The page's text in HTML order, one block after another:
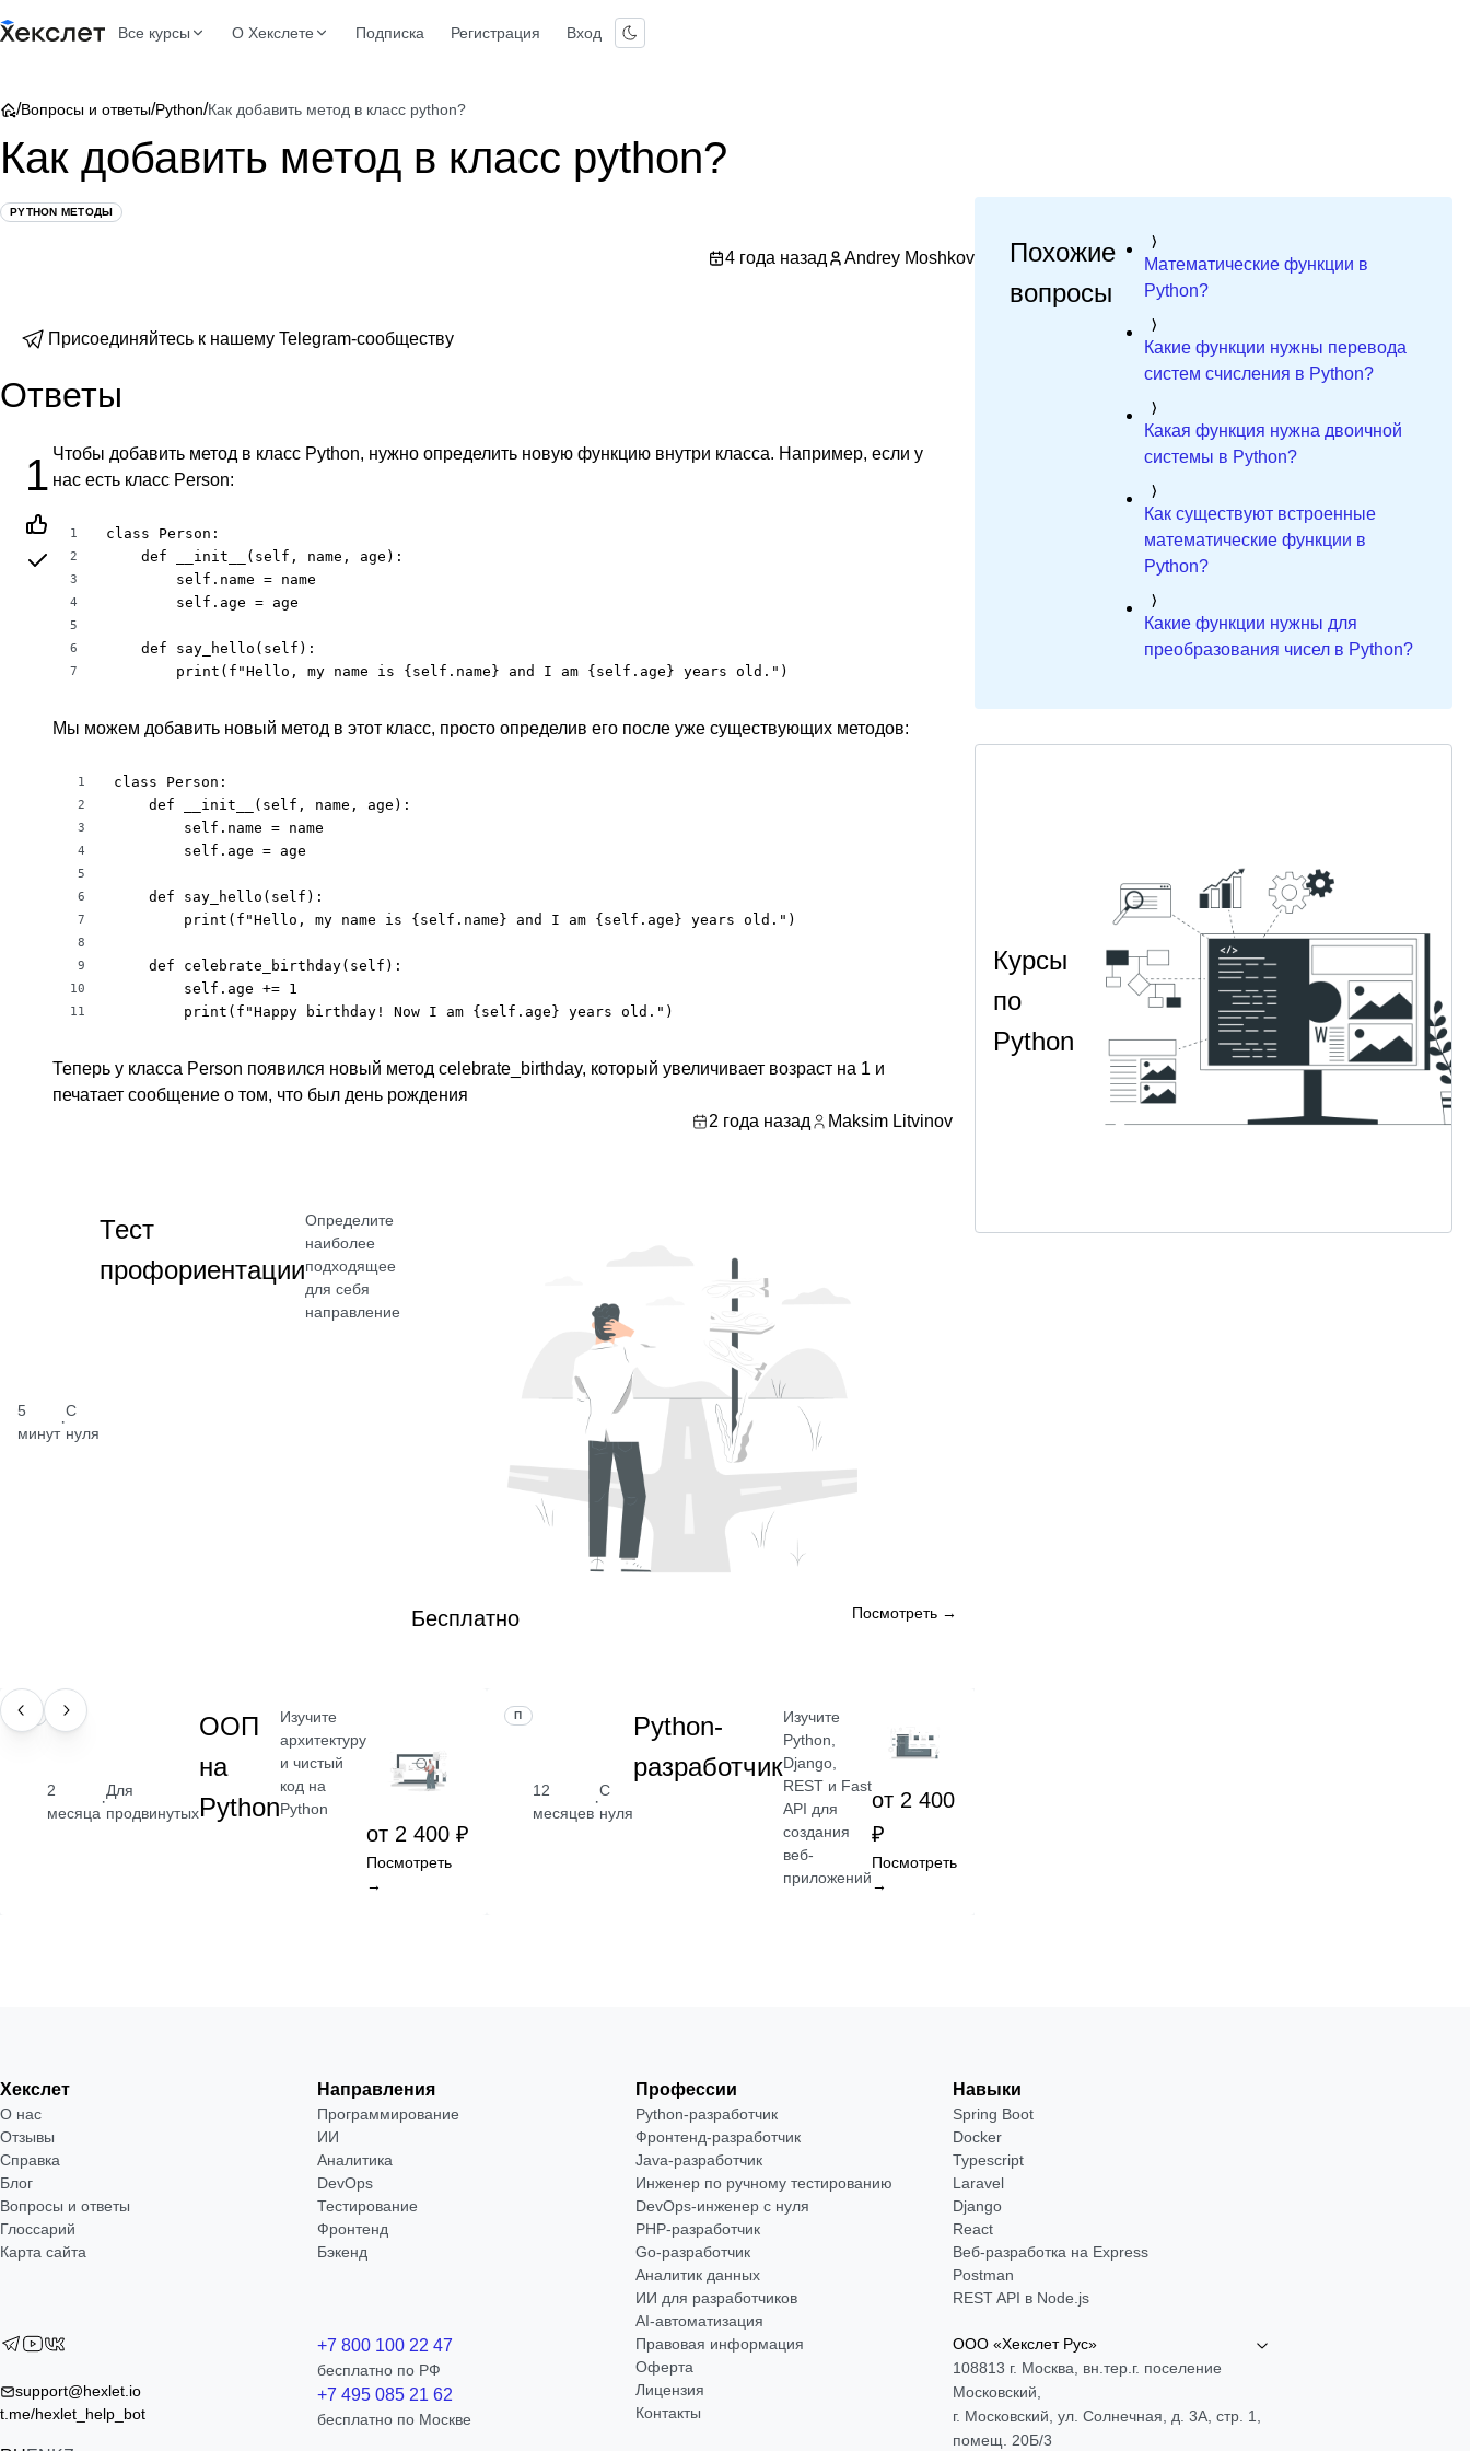
Все курсы О Хекслете Подписка Регистрация Вход
/Вопросы и ответы/Python/Как добавить метод в класс python?
Как добавить метод в класс python?
PYTHON МЕТОДЫ
4 года назад Andrey Moshkov
Присоединяйтесь к нашему Telegram-сообществу
Ответы
1 Чтобы добавить метод в класс Python, нужно определить новую функцию внутри класса. Например, если у
нас есть класс Person:
1
2
3
4
5
6
7
class Person:
    def __init__(self, name, age):
        self.name = name
        self.age = age
    def say_hello(self):
        print(f"Hello, my name is {self.name} and I am {self.age} years old.")
Мы можем добавить новый метод в этот класс, просто определив его после уже существующих методов:
1
2
3
4
5
6
7
8
9
10
11
class Person:
    def __init__(self, name, age):
        self.name = name
        self.age = age
    def say_hello(self):
        print(f"Hello, my name is {self.name} and I am {self.age} years old.")
    def celebrate_birthday(self):
        self.age += 1
        print(f"Happy birthday! Now I am {self.age} years old.")
Теперь у класса Person появился новый метод celebrate_birthday, который увеличивает возраст на 1 и
печатает сообщение о том, что был день рождения
2 года назад
Maksim Litvinov
5
минут
·
С
нуля
Тест
профориентации
Определите
наиболее
подходящее
для себя
направление
Бесплатно Посмотреть →
НАВЫК
2
месяца
·
Для
продвинутых
ООП
на
Python
Изучите
архитектуру
и чистый
код на
Python
от 2 400 ₽
Посмотреть
→
ПРОФЕССИЯ
12
месяцев
·
С
нуля
Python-
разработчик
Изучите
Python,
Django,
REST и Fast
API для
создания
веб-
приложений
от 2 400
₽
Посмотреть
→
Похожие
вопросы
Математические функции в
Python?
Какие функции нужны перевода
систем счисления в Python?
Какая функция нужна двоичной
системы в Python?
Как существуют встроенные
математические функции в
Python?
Какие функции нужны для
преобразования чисел в Python?
Курсы
по
Python
Хекслет
О нас
Отзывы
Справка
Блог
Вопросы и ответы
Глоссарий
Карта сайта
Направления
Программирование
ИИ
Аналитика
DevOps
Тестирование
Фронтенд
Бэкенд
Профессии
Python-разработчик
Фронтенд-разработчик
Java-разработчик
Инженер по ручному тестированию
DevOps-инженер с нуля
РНР-разработчик
Go-разработчик
Аналитик данных
ИИ для разработчиков
AI-автоматизация
Навыки
Spring Boot
Docker
Typescript
Laravel
Django
React
Веб-разработка на Express
Postman
REST API в Node.js
support@hexlet.io
t.me/hexlet_help_bot
+7 800 100 22 47
бесплатно по РФ
+7 495 085 21 62
бесплатно по Москве
Правовая информация
Оферта
Лицензия
Контакты
ООО «Хекслет Рус»
108813 г. Москва, вн.тер.г. поселение
Московский,
г. Московский, ул. Солнечная, д. 3А, стр. 1,
помещ. 20Б/3